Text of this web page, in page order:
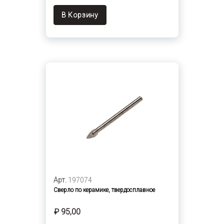
В Корзину
Арт. 197074
Сверло по керамике, твердосплавное
₽ 95,00